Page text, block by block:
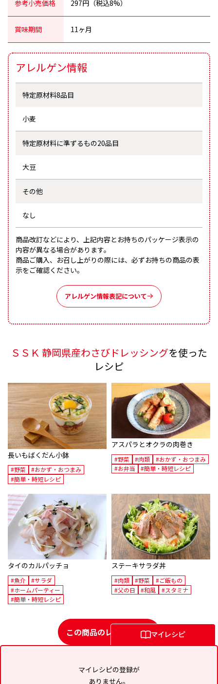
参考小売価格 297円（税込8%）
賞味期間 11ヶ月
アレルゲン情報
特定原材料8品目
小麦
特定原材料に準ずるもの20品目
大豆
その他
なし
商品改訂などにより、上記内容とお持ちのパッケージ表示の
内容が異なる場合があります。
商品ご購入、お召し上がりの際には、必ずお持ちの商品の表
示をご確認ください。
アレルゲン情報表記について
ＳＳＫ 静岡県産わさびドレッシングを使った
レシピ
長いもばくだん小鉢
#野菜
#おかず・おつまみ
#簡単・時短レシピ
アスパラとオクラの肉巻き
#野菜 #肉類
#おかず・おつまみ
#お弁当
#簡単・時短レシピ
タイのカルパッチョ
#魚介
#サラダ
#ホームパーティー
#簡単・時短レシピ
ステーキサラダ丼
#肉類 #野菜
#ご飯もの
#父の日
#和風 #スタミナ
この商品のレシピ一覧 マイレシピ
マイレシピの登録が
ありません。